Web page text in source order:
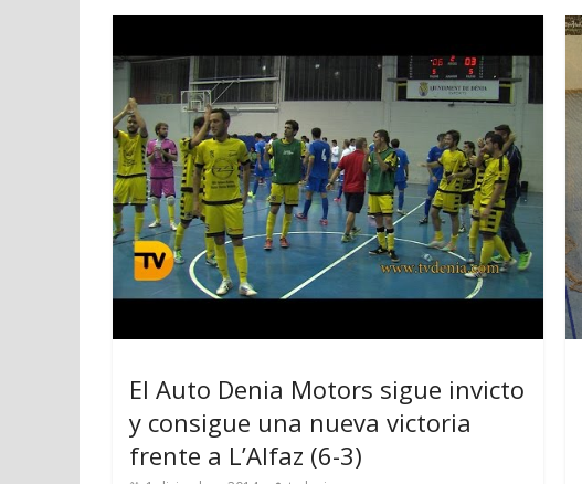
El Auto Denia Motors sigue invicto
y consigue una nueva victoria
frente a L’Alfaz (6-3)